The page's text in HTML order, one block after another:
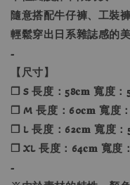
隨意搭配牛仔褲、工裝
輕鬆穿出日系雜誌感的
-
【尺寸】
❐ S 長度：58𝐜𝐦 寬度
❐ M 長度：60𝐜𝐦 寬度
❐ L 長度：62𝐜𝐦 寬度
❐ XL 長度：64𝐜𝐦 寬度
-